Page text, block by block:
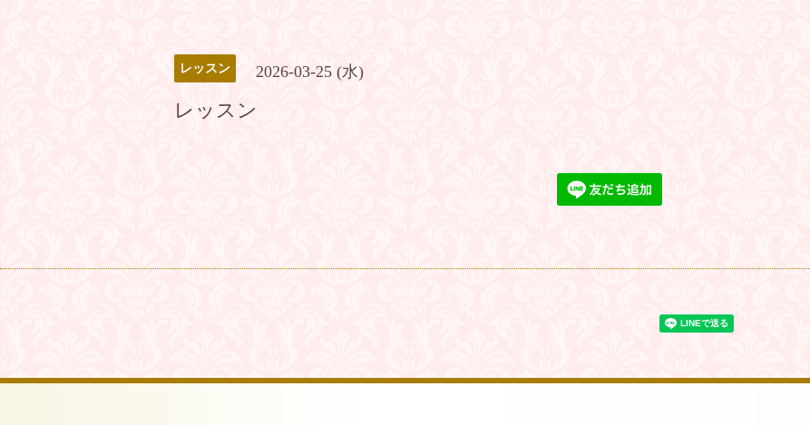
レッスン 2026-03-25 (水)
レッスン